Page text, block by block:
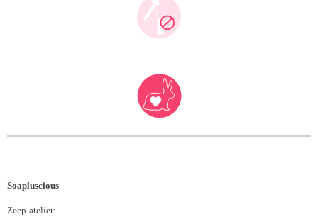
Soapluscious
Zeep-atelier: